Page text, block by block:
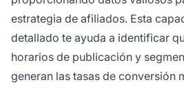
estrategia de afiliados. Esta
detallado te ayuda a identificar
horarios de publicación y
generan las tasas de conversión